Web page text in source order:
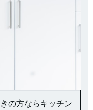
の方ならキッチン